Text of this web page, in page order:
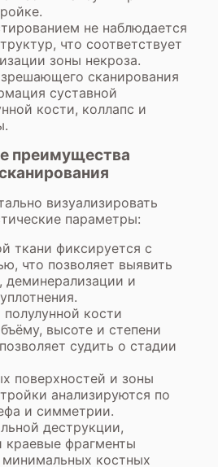
не наблюдается
что соответствует
зоны некроза.
сканирования
суставной
кости, коллапс и
преимущества
визуализировать
параметры:
ткани фиксируется с
что позволяет выявить
деминерализации и
кости
высоте и степени
судить о стадии
поверхностей и зоны
анализируются по
и симметрии.
деструкции,
фрагменты
костных